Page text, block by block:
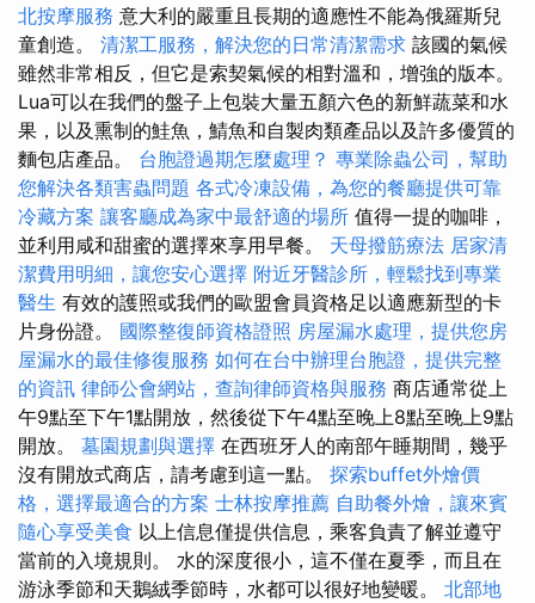
北按摩服務 意大利的嚴重且長期的適應性不能為俄羅斯兒
童創造。 清潔工服務，解決您的日常清潔需求 該國的氣候
雖然非常相反，但它是索契氣候的相對溫和，增強的版本。
Lua可以在我們的盤子上包裝大量五顏六色的新鮮蔬菜和水
果，以及熏制的鮭魚，鯖魚和自製肉類產品以及許多優質的
麵包店產品。 台胞證過期怎麼處理？ 專業除蟲公司，幫助
您解決各類害蟲問題 各式冷凍設備，為您的餐廳提供可靠
冷藏方案 讓客廳成為家中最舒適的場所 值得一提的咖啡，
並利用咸和甜蜜的選擇來享用早餐。 天母撥筋療法 居家清
潔費用明細，讓您安心選擇 附近牙醫診所，輕鬆找到專業
醫生 有效的護照或我們的歐盟會員資格足以適應新型的卡
片身份證。 國際整復師資格證照 房屋漏水處理，提供您房
屋漏水的最佳修復服務 如何在台中辦理台胞證，提供完整
的資訊 律師公會網站，查詢律師資格與服務 商店通常從上
午9點至下午1點開放，然後從下午4點至晚上8點至晚上9點
開放。 墓園規劃與選擇 在西班牙人的南部午睡期間，幾乎
沒有開放式商店，請考慮到這一點。 探索buffet外燴價
格，選擇最適合的方案 士林按摩推薦 自助餐外燴，讓來賓
隨心享受美食 以上信息僅提供信息，乘客負責了解並遵守
當前的入境規則。 水的深度很小，這不僅在夏季，而且在
游泳季節和天鵝絨季節時，水都可以很好地變暖。 北部地